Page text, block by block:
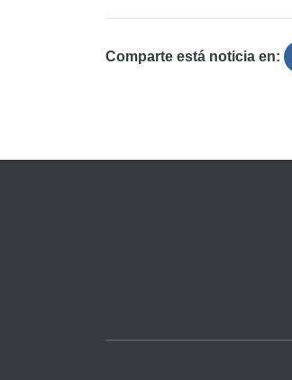
Comparte está noticia en: